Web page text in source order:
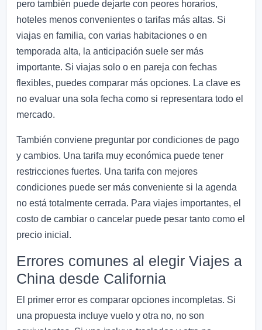
pero también puede dejarte con peores horarios,
hoteles menos convenientes o tarifas más altas. Si
viajas en familia, con varias habitaciones o en
temporada alta, la anticipación suele ser más
importante. Si viajas solo o en pareja con fechas
flexibles, puedes comparar más opciones. La clave es
no evaluar una sola fecha como si representara todo el
mercado.
También conviene preguntar por condiciones de pago
y cambios. Una tarifa muy económica puede tener
restricciones fuertes. Una tarifa con mejores
condiciones puede ser más conveniente si la agenda
no está totalmente cerrada. Para viajes importantes, el
costo de cambiar o cancelar puede pesar tanto como el
precio inicial.
Errores comunes al elegir Viajes a
China desde California
El primer error es comparar opciones incompletas. Si
una propuesta incluye vuelo y otra no, no son